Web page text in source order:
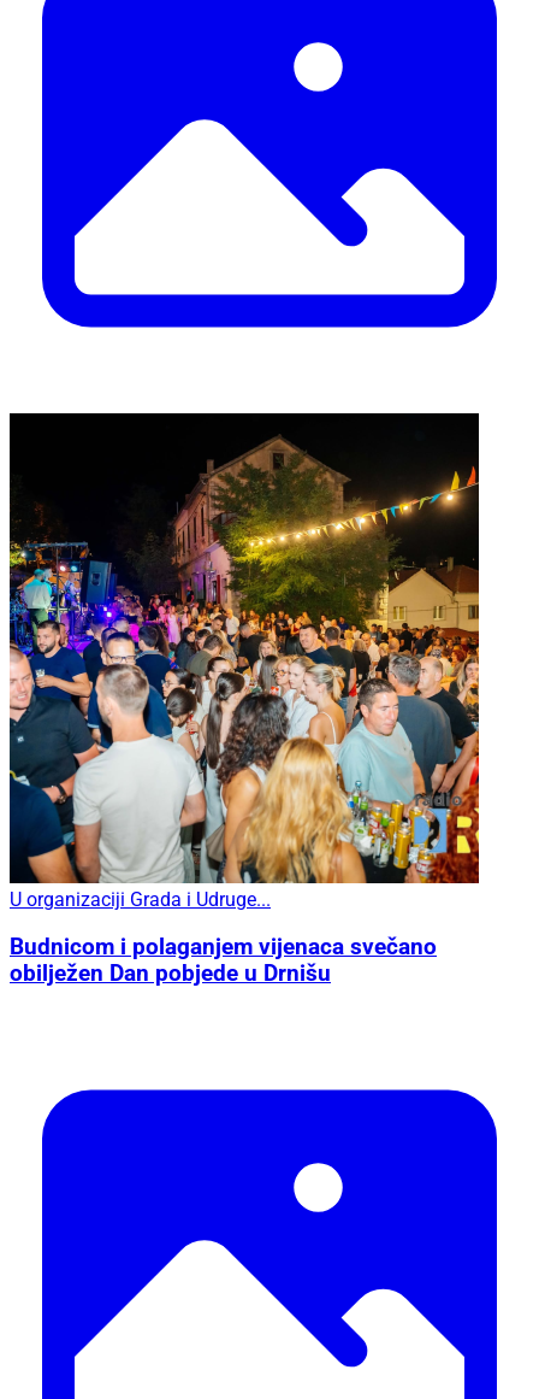
U organizaciji Grada i Udruge...
Budnicom i polaganjem vijenaca svečano
obilježen Dan pobjede u Drnišu